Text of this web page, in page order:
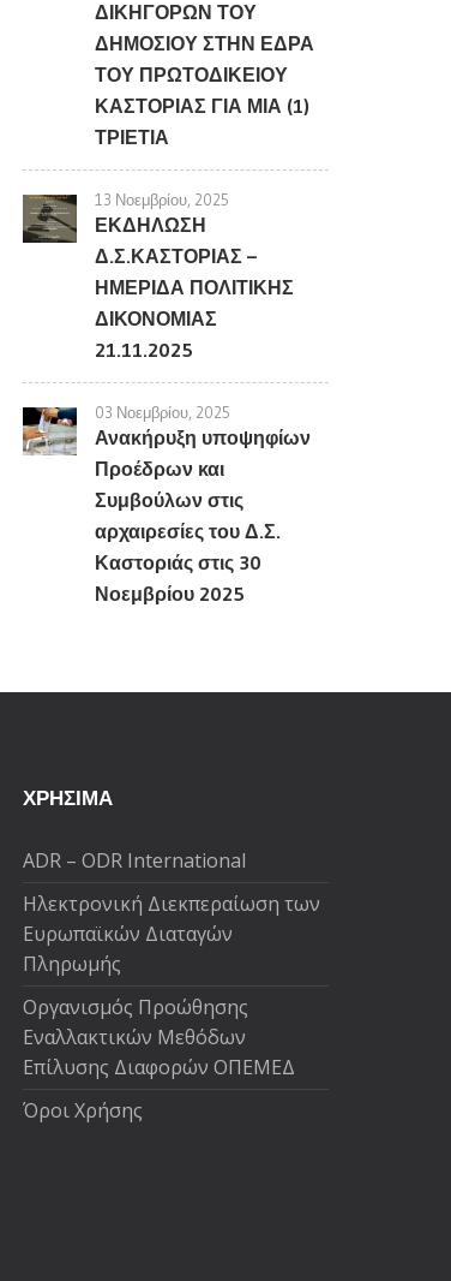
ΔΙΚΗΓΟΡΩΝ ΤΟΥ
ΔΗΜΟΣΙΟΥ ΣΤΗΝ ΕΔΡΑ
ΤΟΥ ΠΡΩΤΟΔΙΚΕΙΟΥ
ΚΑΣΤΟΡΙΑΣ ΓΙΑ ΜΙΑ (1)
ΤΡΙΕΤΙΑ
13 Νοεμβρίου, 2025
ΕΚΔΗΛΩΣΗ
Δ.Σ.ΚΑΣΤΟΡΙΑΣ –
ΗΜΕΡΙΔΑ ΠΟΛΙΤΙΚΗΣ
ΔΙΚΟΝΟΜΙΑΣ
21.11.2025
03 Νοεμβρίου, 2025
Ανακήρυξη υποψηφίων
Προέδρων και
Συμβούλων στις
αρχαιρεσίες του Δ.Σ.
Καστοριάς στις 30
Νοεμβρίου 2025
ΧΡΗΣΙΜΑ
ADR – ODR International
Ηλεκτρονική Διεκπεραίωση των
Ευρωπαϊκών Διαταγών
Πληρωμής
Oργανισμός Προώθησης
Εναλλακτικών Μεθόδων
Επίλυσης Διαφορών ΟΠΕΜΕΔ
Όροι Χρήσης